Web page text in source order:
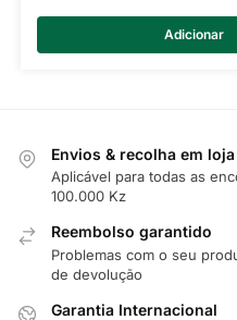
Adicionar
Envios & recolha em
Aplicável para todas as
100.000 Kz
Reembolso garantido
Problemas com o seu
de devolução
Garantia Internacional